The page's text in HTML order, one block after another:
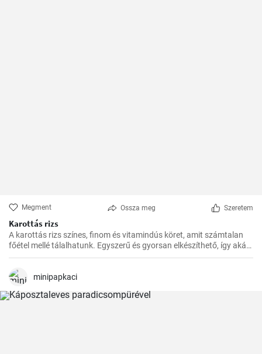
Megment Ossza meg Szeretem
Karottás rizs
A karottás rizs színes, finom és vitamindús köret, amit számtalan
főétel mellé tálalhatunk. Egyszerű és gyorsan elkészíthető, így akár
a rohanós hétköznapokon is bátran bevetésre kerülhet.
minipapkaci